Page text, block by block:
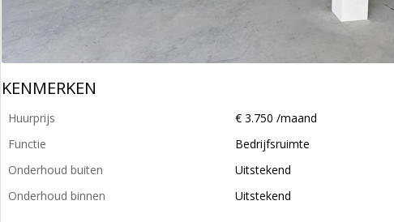
KENMERKEN
Huurprijs
€ 3.750 /maand
Functie
Bedrijfsruimte
Onderhoud buiten
Uitstekend
Onderhoud binnen
Uitstekend